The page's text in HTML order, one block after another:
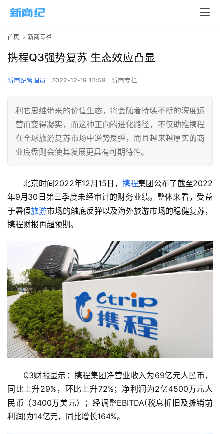
首页 新商专栏
携程Q3强势复苏 生态效应凸显
新商纪管理员 2022-12-19 12:58 新商专栏
利它思维带来的价值生态，将会随着持续不断的深度运
营而变得凝实，而这种正向的进化路径，不仅助推携程
在全球旅游复苏市场中逆势反弹，而且越来越厚实的商
业底盘则会使其发展更具有可期待性。
北京时间2022年12月15日， 携程集团公布了截至2022
年9月30日第三季度未经审计的财务业绩。整体来看，受益
于暑假旅游市场的触底反弹以及海外旅游市场的稳健复苏，
携程财报再超预期。
Q3财报显示：携程集团净营业收入为69亿元人民币，
同比上升29%，环比上升72%；净利润为2亿4500万元人
民币（3400万美元）；经调整EBITDA(税息折旧及摊销前
利润)为14亿元，同比增长164%。